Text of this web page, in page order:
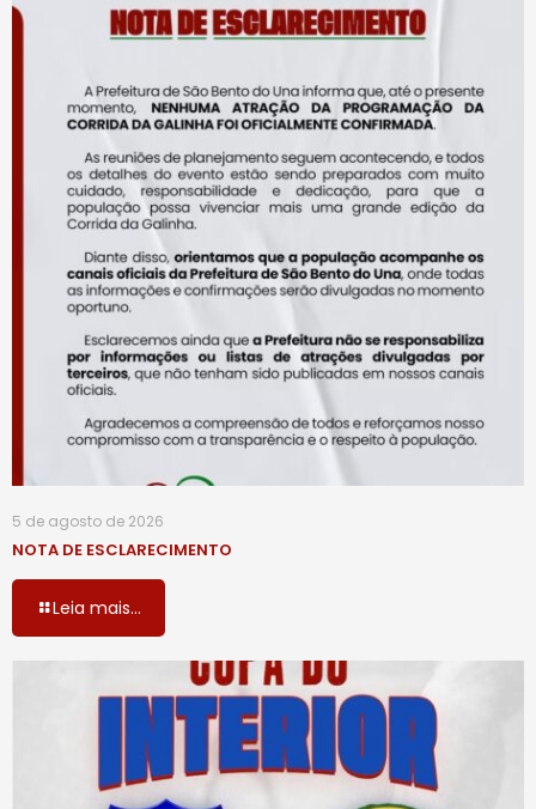
5 de agosto de 2026
NOTA DE ESCLARECIMENTO
Leia mais...